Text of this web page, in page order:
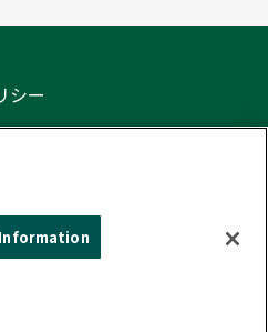
シー